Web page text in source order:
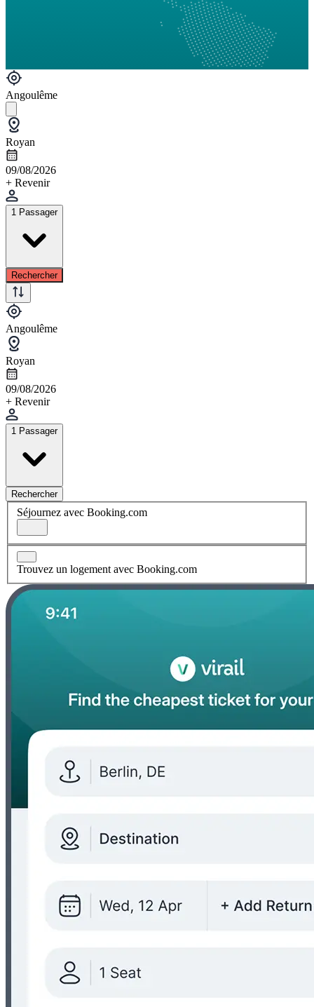
Angoulême
Royan
09/08/2026
+ Revenir
1 Passager
Rechercher
Angoulême
Royan
09/08/2026
+ Revenir
1 Passager
Rechercher
Séjournez avec Booking.com
Trouvez un logement avec Booking.com